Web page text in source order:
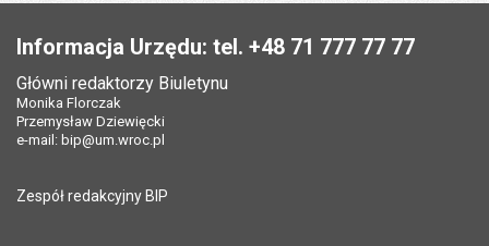
Liczba wyświetleń:
Twój adres e-mail Pole wymagane
Tytuł e-mailaPole wymagane
*
Adres e-mail znajomego
Pytanie antyspamowe
Informacja Urzędu: tel. +48 71 777 77 77
Główni redaktorzy Biuletynu
Monika Florczak
Przemysław Dziewięcki
e-mail: bip@um.wroc.pl
Zespół redakcyjny BIP